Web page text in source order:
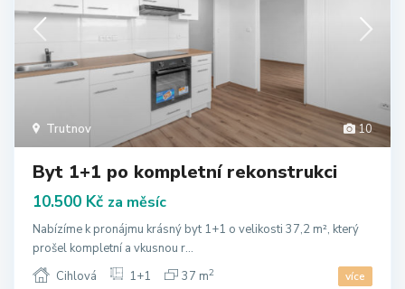
10
Trutnov
Byt 1+1 po kompletní rekonstrukci
10.500 Kč za měsíc
Nabízíme k pronájmu krásný byt 1+1 o velikosti 37,2 m², který
prošel kompletní a vkusnou r...
Cihlová
1+1 37 m2 více